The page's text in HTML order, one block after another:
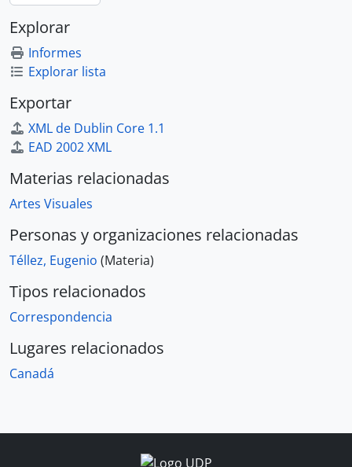
Explorar
Informes
Explorar lista
Exportar
XML de Dublin Core 1.1
EAD 2002 XML
Materias relacionadas
Artes Visuales
Personas y organizaciones relacionadas
Téllez, Eugenio (Materia)
Tipos relacionados
Correspondencia
Lugares relacionados
Canadá